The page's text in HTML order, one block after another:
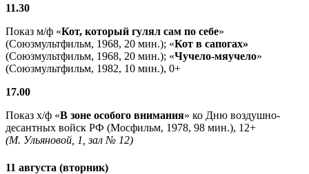
11.30
Показ м/ф «Кот, который гулял сам по себе»
(Союзмультфильм, 1968, 20 мин.); «Кот в сапогах»
(Союзмультфильм, 1968, 20 мин.); «Чучело-мяучело»
(Союзмультфильм, 1982, 10 мин.), 0+
17.00
Показ х/ф «В зоне особого внимания» ко Дню воздушно-
десантных войск РФ (Мосфильм, 1978, 98 мин.), 12+
(М. Ульяновой, 1, зал № 12)
11 августа (вторник)